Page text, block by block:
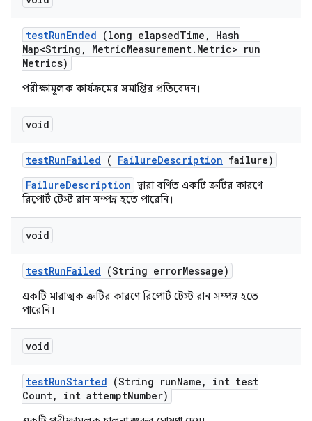
testRunEnded (long elapsedTime ,
Hash
Map<String , MetricMeasurement. Metric> run
Metrics)
পরীক্ষামূলক কার্যক্রমের সমাপ্তির প্রতিবেদন।
void
testRunFailed ( FailureDescription failure)
FailureDescription দ্বারা বর্ণিত একটি ত্রুটির কারণে
রিপোর্ট টেস্ট রান সম্পন্ন হতে পারেনি।
void
testRunFailed (String errorMessage)
একটি মারাত্মক ত্রুটির কারণে রিপোর্ট টেস্ট রান সম্পন্ন হতে
পারেনি।
void
testRunStarted (String runName ,
int test
Count, int attemptNumber)